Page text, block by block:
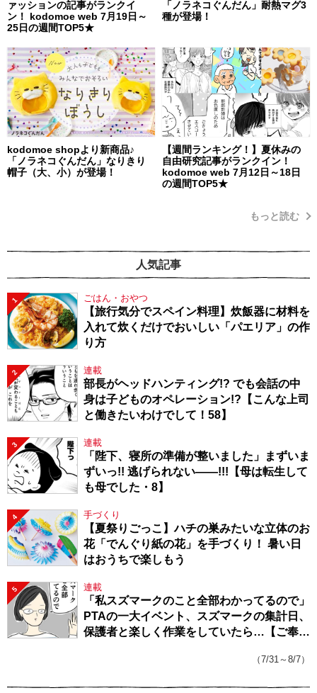
ァッションの記事がランクイ
ン！ kodomoe web 7月19日～
25日の週間TOP5★
「ノラネコぐんだん」耐熱マグ3
種が登場！
kodomoe shopより新商品♪
「ノラネコぐんだん」なりきり
帽子（大、小）が登場！
【週間ランキング！】夏休みの
自由研究記事がランクイン！
kodomoe web 7月12日～18日
の週間TOP5★
もっと読む
人気記事
1 ごはん・おやつ
【旅行気分でスペイン料理】炊飯器に材料を
入れて炊くだけでおいしい「パエリア」の作
り方
2 連載
部長がヘッドハンティング!? でも会話の中
身は子どものオペレーション!?【こんな上司
と働きたいわけでして！58】
3 連載
「陛下、寝所の準備が整いました」まずいま
ずいっ!! 逃げられない――!!!【母は転生して
も母でした・8】
4 手づくり
【夏祭りごっこ】ハチの巣みたいな立体のお
花「でんぐり紙の花」を手づくり！ 暑い日
はおうちで楽しもう
5 連載
「私スズマークのこと全部わかってるので」
PTAの一大イベント、スズマークの集計日、
保護者と楽しく作業をしていたら…【ご奉仕
（7/31～8/7）